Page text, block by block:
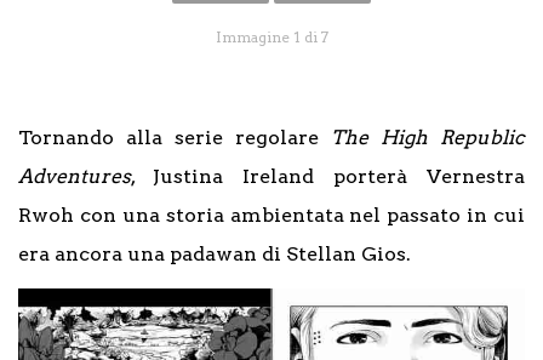
Immagine 1 di 7
Tornando alla serie regolare
The High Republic
Adventures, Justina Ireland porterà Vernestra
Rwoh con una storia ambientata nel passato in cui
era ancora una padawan di Stellan Gios.